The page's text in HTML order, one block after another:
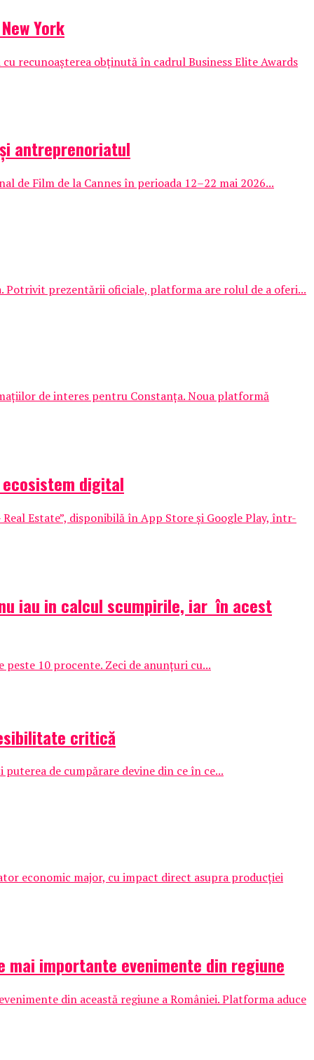
York
recunoașterea obținută în cadrul Business Elite Awards
antreprenoriatul
Film de la Cannes în perioada 12–22 mai 2026...
Potrivit prezentării oficiale, platforma are rolul de a oferi...
de interes pentru Constanța. Noua platformă
digital
Estate”, disponibilă în App Store și Google Play, într-
iau in calcul scumpirile, iar în acest
10 procente. Zeci de anunțuri cu...
critică
de cumpărare devine din ce în ce...
economic major, cu impact direct asupra producției
importante evenimente din regiune
din această regiune a României. Platforma aduce